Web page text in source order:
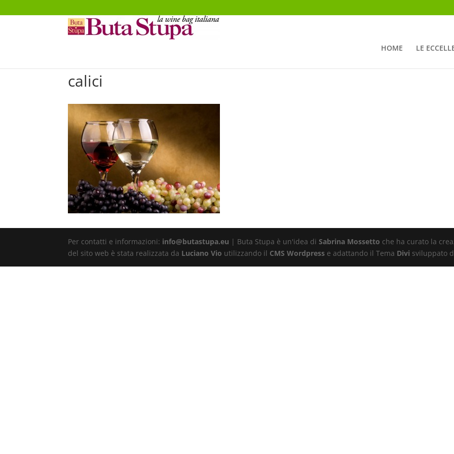
HOME LE
calici
Per contatti e informazioni: info@butastupa.eu | Buta Stupa è un'idea diSabrina Mossetto che ha curato la
del sito web è stata realizzata da Luciano Vio utilizzando il CMS Wordpress e adattando il Tema Divi sviluppato